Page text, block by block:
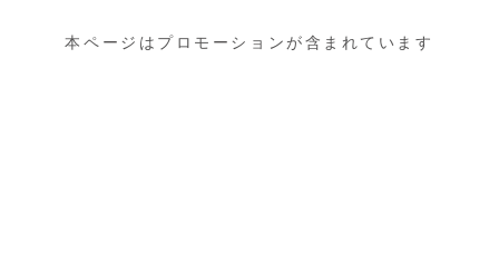
本ページはプロモーションが含まれています